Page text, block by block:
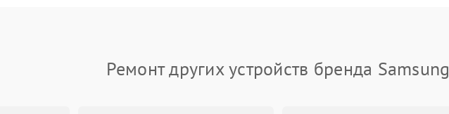
Не работает выход на телевизор 60 мин
Ремонт других устройств бренда Samsung